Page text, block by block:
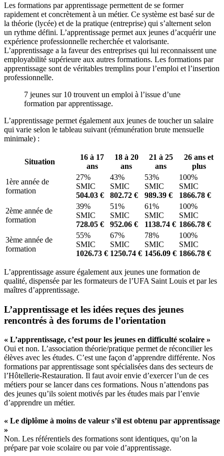
Les formations par apprentissage permettent de se former
rapidement et concrètement à un métier. Ce système est basé sur de
la théorie (lycée) et de la pratique (entreprise) qui s’alternent selon
un rythme défini. L’apprentissage permet aux jeunes d’acquérir une
expérience professionnelle recherchée et valorisante.
L’apprentissage a la faveur des entreprises qui lui reconnaissent une
employabilité supérieure aux autres formations. Les formations par
apprentissage sont de véritables tremplins pour l’emploi et l’insertion
professionnelle.
7 jeunes sur 10 trouvent un emploi à l’issue d’une
formation par apprentissage.
L’apprentissage permet également aux jeunes de toucher un salaire
qui varie selon le tableau suivant (rémunération brute mensuelle
minimale) :
Situation
16 à 17
ans
18 à 20
ans
21 à 25
ans
26 ans et
plus
1ère année de
formation
27%
SMIC
504.03 €
43%
SMIC
802.72 €
53%
SMIC
989.39 €
100%
SMIC
1866.78 €
2ème année de
formation
39%
SMIC
728.05 €
51%
SMIC
952.06 €
61%
SMIC
1138.74 €
100%
SMIC
1866.78 €
3ème année de
formation
55%
SMIC
1026.73 €
67%
SMIC
1250.74 €
78%
SMIC
1456.09 €
100%
SMIC
1866.78 €
L’apprentissage assure également aux jeunes une formation de
qualité, dispensée par les formateurs de l’UFA Saint Louis et par les
maîtres d’apprentissage.
L’apprentissage et les idées reçues des jeunes
rencontrés à des forums de l’orientation
« L’apprentissage, c’est pour les jeunes en difficulté scolaire »
Oui et non. L’association théorie/pratique permet de réconcilier les
élèves avec les études. C’est une façon d’apprendre différente. Nos
formations par apprentissage sont spécialisées dans des secteurs de
l’Hôtellerie-Restauration. Il faut avoir envie d’exercer l’un de ces
métiers pour se lancer dans ces formations. Nous n’attendons pas
des jeunes qu’ils soient motivés par les études mais par l’envie
d’apprendre un métier.
« Le diplôme à moins de valeur s’il est obtenu par apprentissage
»
Non. Les référentiels des formations sont identiques, qu’on la
prépare par voie scolaire ou par voie d’apprentissage.